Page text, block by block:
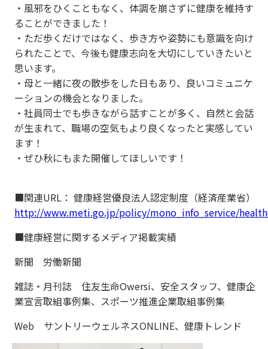
・風邪をひくこともなく、体調を崩さずに健康を維持す
ることができました！
・ただ歩くだけではなく、歩き方や姿勢にも意識を向け
られたことで、今後も健康志向を大切にしていきたいと
思います。
・母と一緒に夜の散歩をした日もあり、良いコミュニケ
ーションの機会となりました。
・社員同士でも歩きながら話すことが多く、自然と会話
が生まれて、職場の空気もより良くなったと実感してい
ます！
・ぜひ秋にもまた開催してほしいです！
■関連URL： 健康経営優良法人認定制度（経済産業省）
http://www.meti.go.jp/policy/mono_info_service/
■健康経営に関するメディア掲載実績
新聞 労働新聞
雑誌・月刊誌 住友生命Owersi、安全スタッフ、健康企
業宣言取組事例集、スポーツ推進企業取組事例集
Web サントリーウェルネスONLINE、健康トレンド